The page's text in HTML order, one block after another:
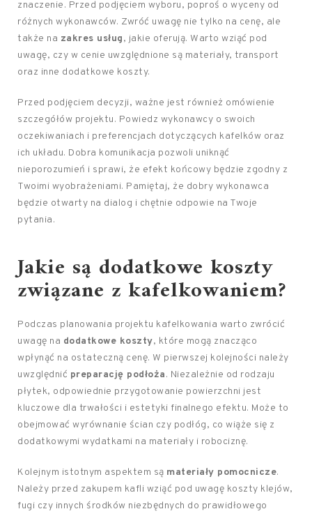
znaczenie. Przed podjęciem wyboru, poproś o wyceny od
różnych wykonawców. Zwróć uwagę nie tylko na cenę, ale
także na zakres usług, jakie oferują. Warto wziąć pod
uwagę, czy w cenie uwzględnione są materiały, transport
oraz inne dodatkowe koszty.
Przed podjęciem decyzji, ważne jest również omówienie
szczegółów projektu. Powiedz wykonawcy o swoich
oczekiwaniach i preferencjach dotyczących kafelków oraz
ich układu. Dobra komunikacja pozwoli uniknąć
nieporozumień i sprawi, że efekt końcowy będzie zgodny z
Twoimi wyobrażeniami. Pamiętaj, że dobry wykonawca
będzie otwarty na dialog i chętnie odpowie na Twoje
pytania.
Jakie są dodatkowe koszty
związane z kafelkowaniem?
Podczas planowania projektu kafelkowania warto zwrócić
uwagę na dodatkowe koszty, które mogą znacząco
wpłynąć na ostateczną cenę. W pierwszej kolejności należy
uwzględnić preparację podłoża. Niezależnie od rodzaju
płytek, odpowiednie przygotowanie powierzchni jest
kluczowe dla trwałości i estetyki finalnego efektu. Może to
obejmować wyrównanie ścian czy podłóg, co wiąże się z
dodatkowymi wydatkami na materiały i robociznę.
Kolejnym istotnym aspektem są materiały pomocnicze.
Należy przed zakupem kafli wziąć pod uwagę koszty klejów,
fugi czy innych środków niezbędnych do prawidłowego